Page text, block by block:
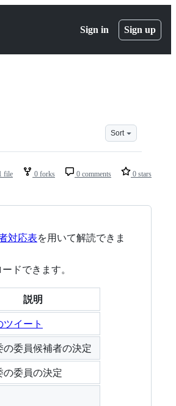
Sign in Sign up
Sort
file 0 forks 0 comments 0 stars
対応表を用いて解読できま
ドできます。
説明
ツイート
の委員候補者の決定
の委員の決定